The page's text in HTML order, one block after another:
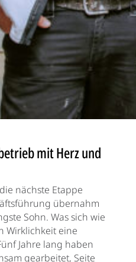
mit Herz und
nächste Etappe
übernahm
Sohn. Was sich wie
Wirklichkeit eine
Jahre lang haben
gearbeitet, Seite